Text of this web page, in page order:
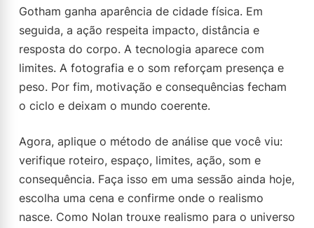
Gotham ganha aparência de cidade física. Em
seguida, a ação respeita impacto, distância e
resposta do corpo. A tecnologia aparece com
limites. A fotografia e o som reforçam presença e
peso. Por fim, motivação e consequências fecham
o ciclo e deixam o mundo coerente.
Agora, aplique o método de análise que você viu:
verifique roteiro, espaço, limites, ação, som e
consequência. Faça isso em uma sessão ainda hoje,
escolha uma cena e confirme onde o realismo
nasce. Como Nolan trouxe realismo para o universo